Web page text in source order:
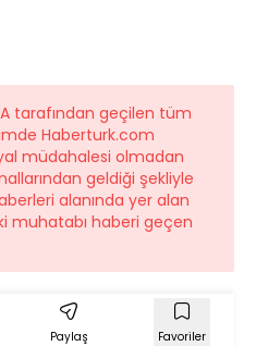
tarafından geçilen tüm
Haberturk.com
müdahalesi olmadan
geldiği şekliyle
alanında yer alan
muhatabı haberi geçen
Paylaş Favoriler